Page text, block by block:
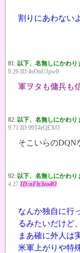
割りにあわない
81: 以下、名無しにかわ
0.26 ID:4sOnUJpw0
軍ヲタも傭兵も
82: 以下、名無しにかわ
9.71 ID:99T4rQEXO
そこいらのDQN
92: 以下、名無しにかわ
4.27 ID:nFlz3zodO
なんか独自に行
るみたいだけど、
まあ確に外人は
米軍上がりや特